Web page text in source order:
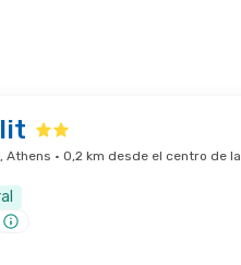
Athens · 0,2 km desde el centro de la